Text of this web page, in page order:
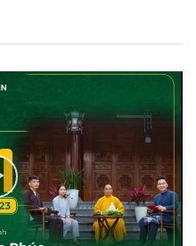
PHẬT KỲ 30: NGHI
ÔNG CÔNG ÔNG TÁO -
ÍCH
VIÊN
PHẬT KỲ 29: QUAN
VUI NHÀ, GIÀ VUI CHÙA"